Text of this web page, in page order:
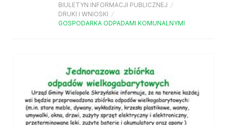
BIULETYN INFORMACJI PUBLICZNEJ /
DRUKI I WNIOSKI /
GOSPODARKA ODPADAMI KOMUNALNYMI